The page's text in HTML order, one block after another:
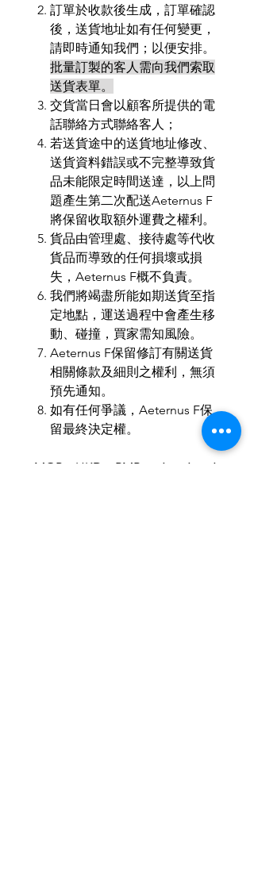
訂單於收款後生成，訂單確認
後，送貨地址如有任何變更，
請即時通知我們；以便安排。
批量訂製的客人需向我們索取
送貨表單。
交貨當日會以顧客所提供的電
話聯絡方式聯絡客人；
若送貨途中的送貨地址修改、
送貨資料錯誤或不完整導致貨
品未能限定時間送達，以上問
題產生第二次配送Aeternus F
將保留收取額外運費之權利。
貨品由管理處、接待處等代收
貨品而導致的任何損壞或損
失，Aeternus F概不負責。
我們將竭盡所能如期送貨至指
定地點，運送過程中會產生移
動、碰撞，買家需知風險。
Aeternus F保留修訂有關送貨
相關條款及細則之權利，無須
預先通知。
如有任何爭議，Aeternus F保
留最終決定權。
MOP：HKD：RMB ＝ 1 ： 1 ： 1